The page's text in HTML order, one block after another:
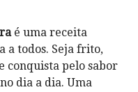
é uma receita
a todos. Seja frito,
conquista pelo sabor
dia a dia. Uma